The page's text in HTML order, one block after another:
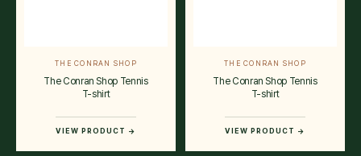
THE CONRAN SHOP
The Conran Shop Tennis
T-shirt
VIEW PRODUCT →
THE CONRAN SHOP
The Conran Shop Tennis
T-shirt
VIEW PRODUCT →